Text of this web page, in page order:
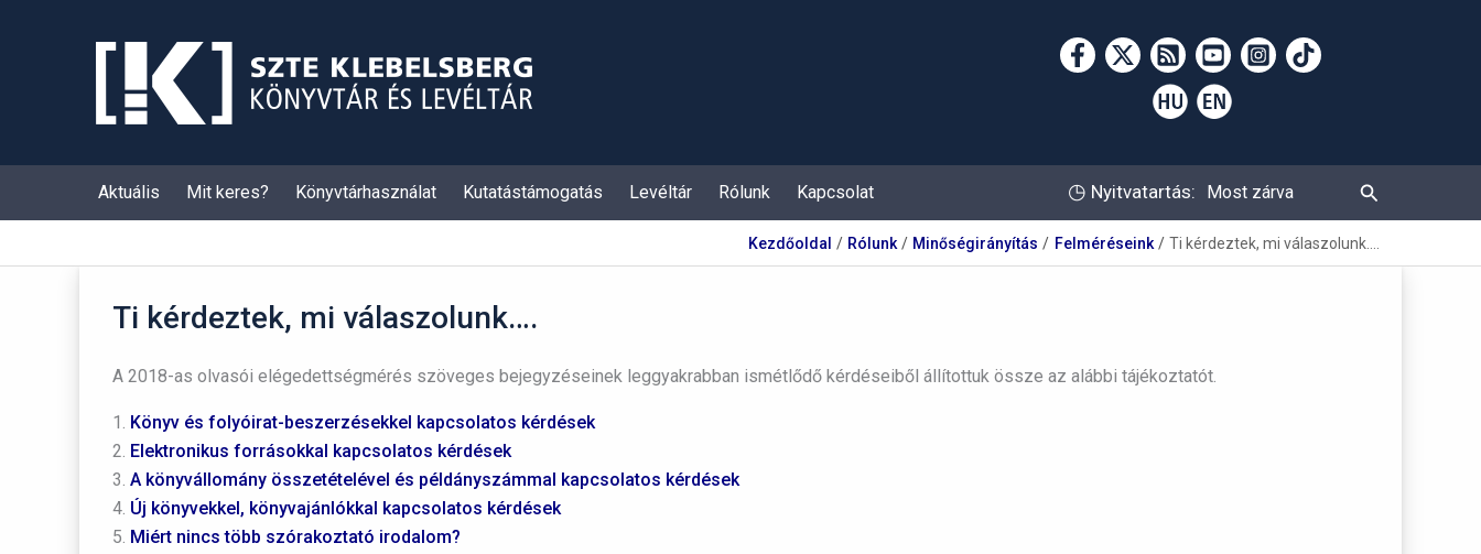
Aktuális Mit keres? Könyvtárhasználat Kutatástámogatás Levéltár Rólunk Kapcsolat ◷ Nyitvatartás: Most zárva Keresés
Kezdőoldal Rólunk Minőségirányítás Felméréseink Ti kérdeztek, mi válaszolunk….
Ti kérdeztek, mi válaszolunk….
A 2018-as olvasói elégedettségmérés szöveges bejegyzéseinek leggyakrabban ismétlődő kérdéseiből állítottuk össze az alábbi tájékoztatót.
1. Könyv és folyóirat-beszerzésekkel kapcsolatos kérdések
2. Elektronikus forrásokkal kapcsolatos kérdések
3. A könyvállomány összetételével és példányszámmal kapcsolatos kérdések
4. Új könyvekkel, könyvajánlókkal kapcsolatos kérdések
5. Miért nincs több szórakoztató irodalom?